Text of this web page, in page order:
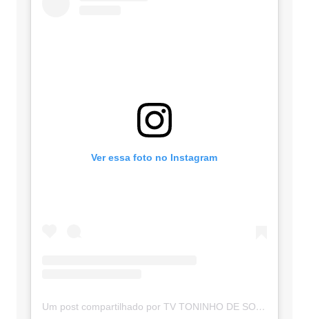
Ver essa foto no Instagram
Um post compartilhado por TV TONINHO DE SOUZA (@toninhodesouzamt)